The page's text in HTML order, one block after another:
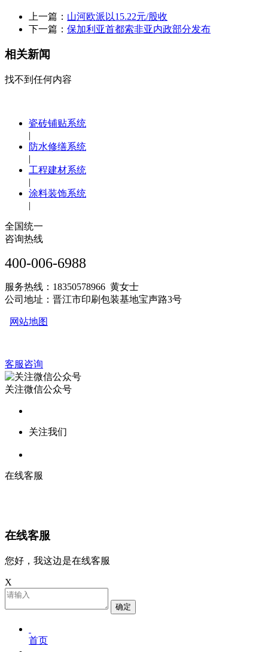
上一篇： 山河欧派以15.22元/股收
下一篇： 保加利亚首都索非亚内政部分发布
相关新闻
找不到任何内容
瓷砖铺贴系统
|
防水修缮系统
|
工程建材系统
|
涂料装饰系统
|
全国统一
咨询热线
400-006-6988
服务热线：18350578966 黄女士
公司地址：晋江市印刷包装基地宝声路3号
网站地图
客服咨询
关注微信公众号
关注我们
在线客服
在线客服
您好，我这边是在线客服
X
确定
首页